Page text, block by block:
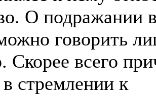
О подражании
говорить
Скорее всего
в стремлении к